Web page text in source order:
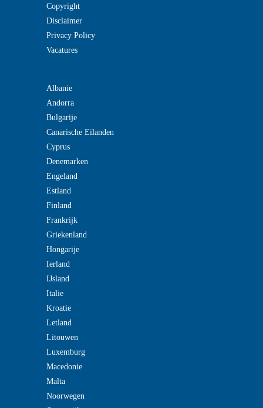
Copyright
Disclaimer
Privacy Policy
Vacatures
Albanie
Andorra
Bulgarije
Canarische Eilanden
Cyprus
Denemarken
Engeland
Estland
Finland
Frankrijk
Griekenland
Hongarije
Ierland
IJsland
Italie
Kroatie
Letland
Litouwen
Luxemburg
Macedonie
Malta
Noorwegen